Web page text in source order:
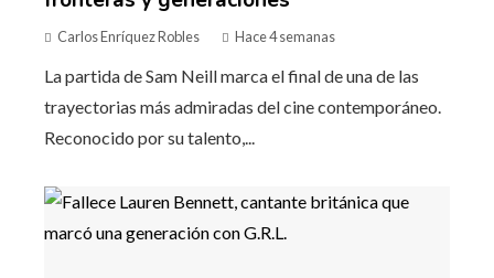
Carlos Enríquez Robles Hace 4 semanas
La partida de Sam Neill marca el final de una de las
trayectorias más admiradas del cine contemporáneo.
Reconocido por su talento,...